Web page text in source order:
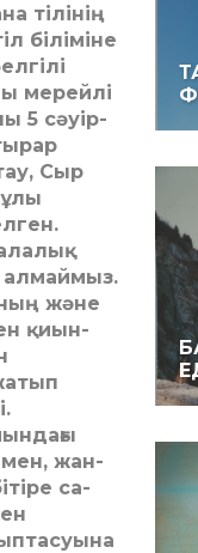
ті­лі­нің
біліміне
мерейлі
5 сәуір­
Сыр
алмаймыз.
және
қиын-
жан-
са­